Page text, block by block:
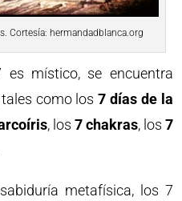
Cortesía: hermandadblanca.org
místico, se encuentra
tales como los7 días de la
, los 7 chakras, los 7
metafísica, los 7